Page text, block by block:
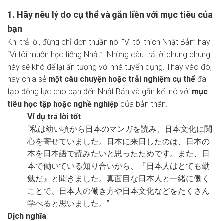
1. Hãy nêu lý do cụ thể và gắn liền với mục tiêu của
bạn
Khi trả lời, đừng chỉ đơn thuần nói “Vì tôi thích Nhật Bản” hay
“Vì tôi muốn học tiếng Nhật”. Những câu trả lời chung chung
này sẽ khó để lại ấn tượng với nhà tuyển dụng. Thay vào đó,
hãy chia sẻ một câu chuyện hoặc trải nghiệm cụ thể đã
tạo động lực cho bạn đến Nhật Bản và gắn kết nó với mục
tiêu học tập hoặc nghề nghiệp của bản thân.
Ví dụ trả lời tốt
“私は幼い頃から日本のマンガを読み、日本文化に関
心を寄せていました。日本に来日したのは、日本の
本を日本語で読みたいと思ったためです。また、日
本で働いている知り合いから、『日本人はとても勤
勉だ』と聞きました。真面目な日本人と一緒に働く
ことで、日本人の働き方や日本文化などをたくさん
学べると思いました。”
Dịch nghĩa: